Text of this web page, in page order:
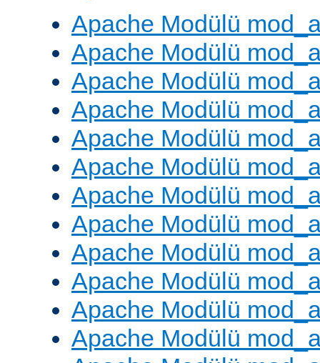
Apache Modülü
Apache Modülü
Apache Modülü
Apache Modülü
Apache Modülü
Apache Modülü
Apache Modülü
Apache Modülü
Apache Modülü
Apache Modülü
Apache Modülü
Apache Modülü